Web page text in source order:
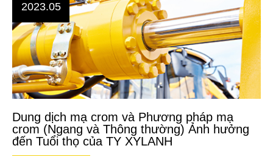
2023.05
Dung dịch mạ crom và Phương pháp mạ
crom (Ngang và Thông thường) Ảnh hưởng
đến Tuổi thọ của TY XYLANH